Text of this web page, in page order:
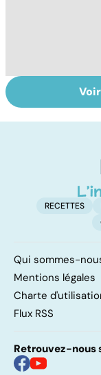
Le lupus, une
maladie
RECETTES
Qui sommes-
Mentions légales
Charte
Flux RSS
Retrouvez-nous